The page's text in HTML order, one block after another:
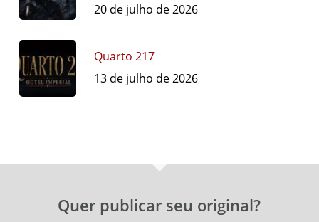
20 de julho de 2026
Quarto 217
13 de julho de 2026
Quer publicar seu original?